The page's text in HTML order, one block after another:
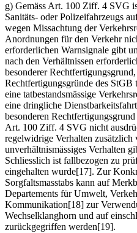
g) Gemäss Art. 100 Ziff. 4 SVG
Sanitäts- oder Polizeifahrzeugs
wegen Missachtung der
Anordnungen für den Verkehr
erforderlichen Warnsignale gibt
nach den Verhältnissen
besonderer
Rechtfertigungsgründe des
eine tatbestandsmässige
eine dringliche
besonderen
Art. 100 Ziff. 4 SVG nicht
regelwidrige Verhalten zusätzlich
unverhältnismässiges Verhalten
Schliesslich ist fallbezogen zu
eingehalten wurde[17]. Zur
Sorgfaltsmasstabs kann auf
Departements für Umwelt,
Kommunikation[18] zur
Wechselklanghorn und auf
zurückgegriffen werden[19].